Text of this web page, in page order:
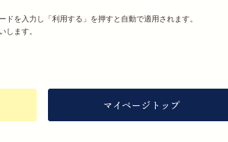
を入力し「利用する」を押すと自動で適用されます。
ます。
マイページトップ